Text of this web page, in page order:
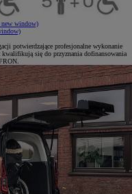
new window)
potwierdzające profesjonalne wykonanie
się do przyznania dofinansowania